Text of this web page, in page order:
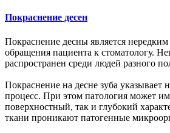
Покраснение десен
Покраснение десны является
обращения пациента к стоматологу.
распространен среди людей разного
Покраснение на десне зуба указывает
процесс. При этом патология может
поверхностный, так и глубокий
ткани проникают патогенные